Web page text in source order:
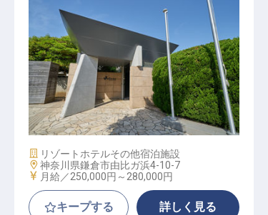
レストラン調理
施設業態
リゾートホテルその他宿泊施設
勤務地
神奈川県鎌倉市由比ガ浜4-10-7
給与
月給／250,000円～ 280,000円
キープする 詳しく見る